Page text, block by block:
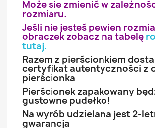
Może sie zmienić w
rozmiaru.
Jeśli nie jesteś pewien
obraczek zobacz na tabelę
tutaj.
Razem z pierścionkiem
certyfikat autentyczności z
pierścionka
Pierścionek zapakowany
gustowne pudełko!
Na wyrób udzielana jest 2-
gwarancja